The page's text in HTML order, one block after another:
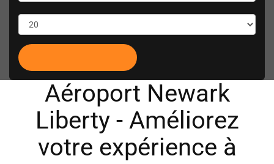
Aéroport Newark
Liberty - Améliorez
votre expérience à